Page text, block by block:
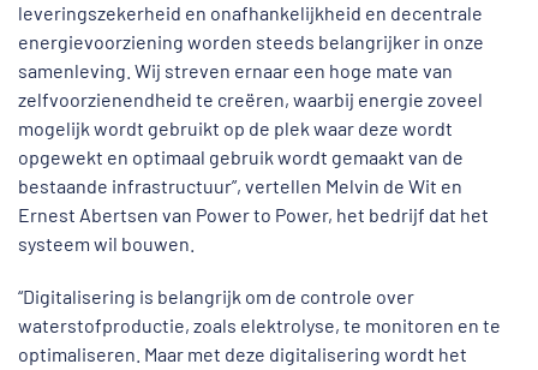
leveringszekerheid en onafhankelijkheid en decentrale
energievoorziening worden steeds belangrijker in onze
samenleving. Wij streven ernaar een hoge mate van
zelfvoorzienendheid te creëren, waarbij energie zoveel
mogelijk wordt gebruikt op de plek waar deze wordt
opgewekt en optimaal gebruik wordt gemaakt van de
bestaande infrastructuur”, vertellen Melvin de Wit en
Ernest Abertsen van Power to Power, het bedrijf dat het
systeem wil bouwen.
“Digitalisering is belangrijk om de controle over
waterstofproductie, zoals elektrolyse, te monitoren en te
optimaliseren. Maar met deze digitalisering wordt het